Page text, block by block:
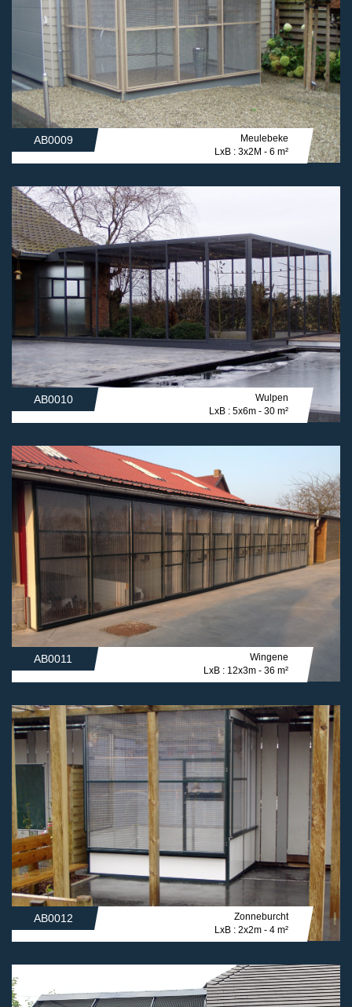
AB0009
Meulebeke
LxB : 3x2M - 6 m²
AB0010
Wulpen
LxB : 5x6m - 30 m²
AB0011
Wingene
LxB : 12x3m - 36 m²
AB0012
Zonneburcht
LxB : 2x2m - 4 m²